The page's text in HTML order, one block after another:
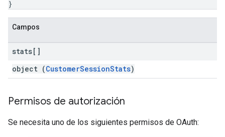
}
Campos
stats[]
object (CustomerSessionStats)
Permisos de autorización
Se necesita uno de los siguientes permisos de OAuth: